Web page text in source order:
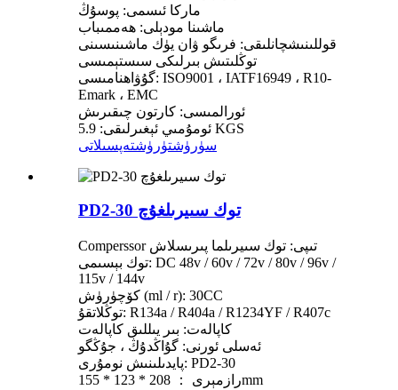
ماركا ئىسمى: پوسۇڭ
ماشىنا مودېلى: ھەممىباب
قوللىنىشچانلىقى: فرىگو ۋان يۈك ماشىنىسىنى
توڭلىتىش بىرلىكى سىستېمىسى
گۇۋاھنامىسى: ISO9001 ، IATF16949 ، R10-
Emark ، EMC
ئورالمىسى: كارتون چىقىرىش
ئومۇمىي ئېغىرلىقى: 5.9 KGS
سۈرۈشتۈرۈشتەپسىلاتى
PD2-30 توك سىيرىلغۇچ
Comperssor تىپى: توك سىيرىلما پىرىسلاش
توك بېسىمى: DC 48v / 60v / 72v / 80v / 96v /
115v / 144v
كۆچۈرۈش (ml / r): 30CC
توڭلاتقۇ: R134a / R404a / R1234YF / R407c
كاپالەت: بىر يىللىق كاپالەت
ئەسلى ئورنى: گۇاڭدۇڭ ، جۇڭگو
پايدىلىنىش نومۇرى: PD2-30
رازمېرى ： 208 * 123 * 155mm